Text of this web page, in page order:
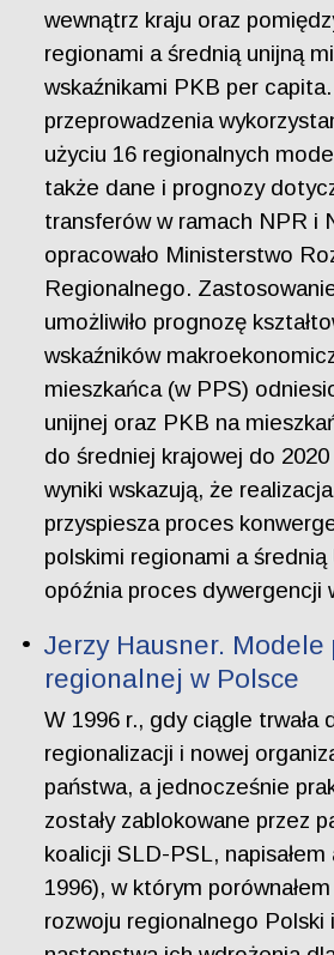
wewnątrz kraju oraz
regionami a średnią unijną
wskaźnikami PKB per
przeprowadzenia
użyciu 16 regionalnych
także dane i prognozy
transferów w ramach NPR i
opracowało Ministerstwo
Regionalnego.
umożliwiło prognozę
wskaźników
mieszkańca (w PPS)
unijnej oraz PKB na
do średniej krajowej do
wyniki wskazują, że
przyspiesza proces
polskimi regionami a średnią
opóźnia proces dywergencji
Jerzy Hausner. Modele
regionalnej w Polsce
W 1996 r., gdy ciągle trwała
regionalizacji i nowej
państwa, a jednocześnie
zostały zablokowane przez
koalicji SLD-PSL, napisałem
1996), w którym
rozwoju regionalnego Polski